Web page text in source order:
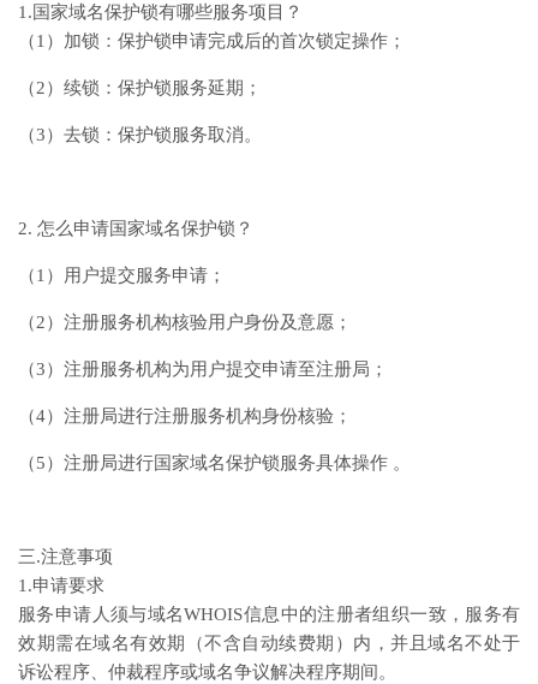
1.国家域名保护锁有哪些服务项目？
（1）加锁：保护锁申请完成后的首次锁定操作；
（2）续锁：保护锁服务延期；
（3）去锁：保护锁服务取消。
2. 怎么申请国家域名保护锁？
（1）用户提交服务申请；
（2）注册服务机构核验用户身份及意愿；
（3）注册服务机构为用户提交申请至注册局；
（4）注册局进行注册服务机构身份核验；
（5）注册局进行国家域名保护锁服务具体操作 。
三.注意事项
1.申请要求
服务申请人须与域名WHOIS信息中的注册者组织一致，服务有
效期需在域名有效期（不含自动续费期）内，并且域名不处于
诉讼程序、仲裁程序或域名争议解决程序期间。